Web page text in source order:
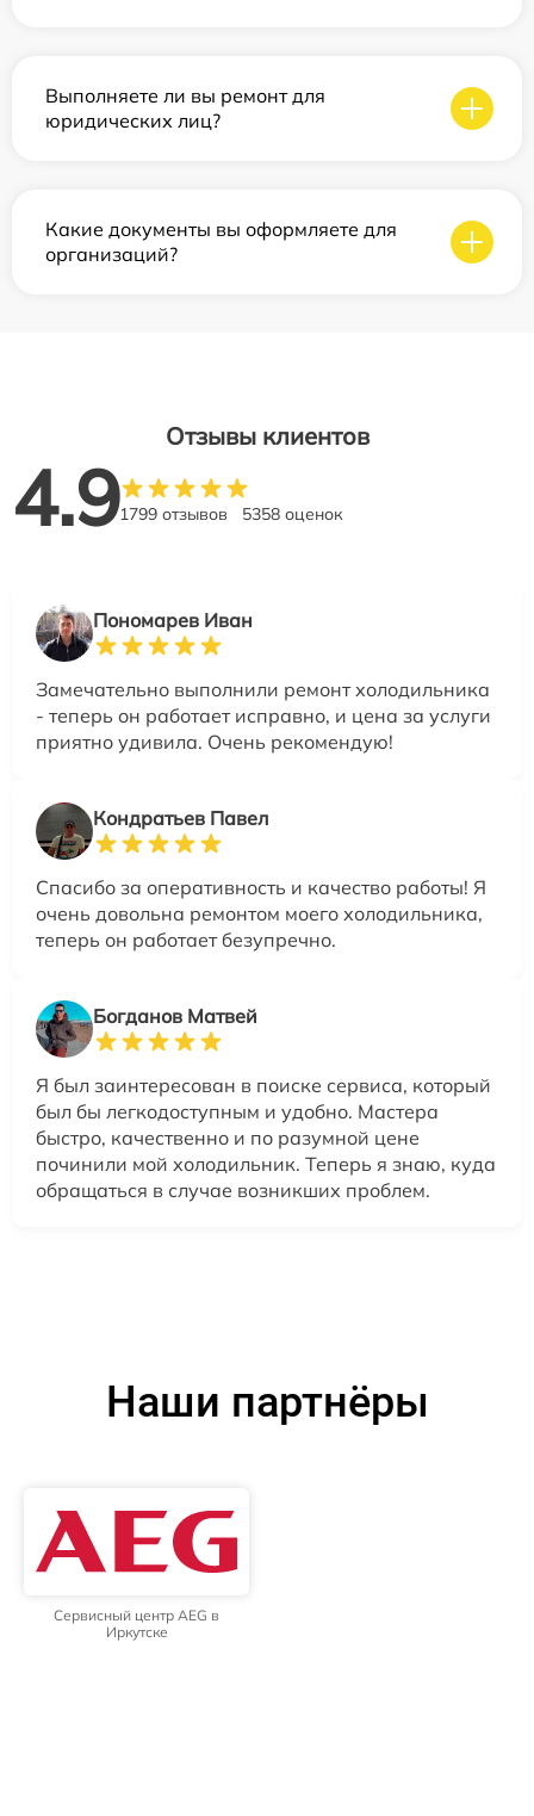
Выполняете ли вы ремонт для
юридических лиц?
Какие документы вы оформляете для
организаций?
Отзывы клиентов
4.91799 отзывов 5358 оценок
Пономарев Иван
Замечательно выполнили ремонт холодильника
- теперь он работает исправно, и цена за услуги
приятно удивила. Очень рекомендую!
Кондратьев Павел
Спасибо за оперативность и качество работы! Я
очень довольна ремонтом моего холодильника,
теперь он работает безупречно.
Богданов Матвей
Я был заинтересован в поиске сервиса, который
был бы легкодоступным и удобно. Мастера
быстро, качественно и по разумной цене
починили мой холодильник. Теперь я знаю, куда
обращаться в случае возникших проблем.
Наши партнёры
Сервисный центр AEG в
Иркутске